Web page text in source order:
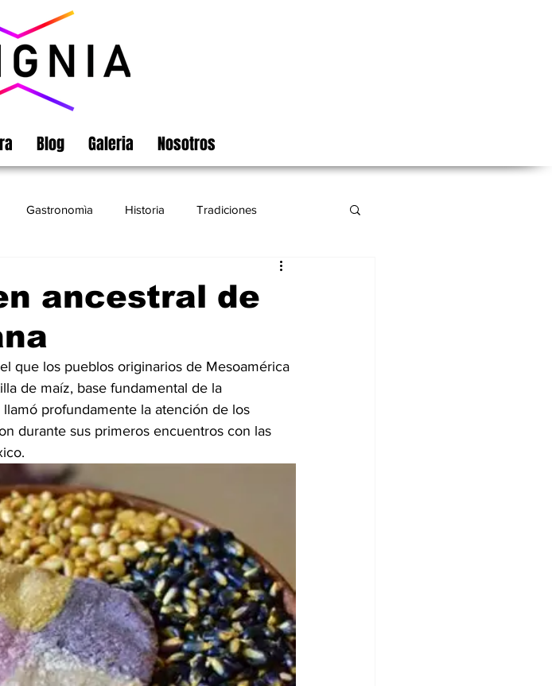
Blog Galeria Nosotros
Gastronomìa Historia Tradiciones
ancestral de
que los pueblos originarios de Mesoamérica
de maíz, base fundamental de la
profundamente la atención de los
durante sus primeros encuentros con las